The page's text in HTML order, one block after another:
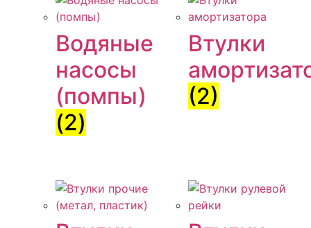
Водяные
насосы
(помпы)
(2)
Втулки
(2)